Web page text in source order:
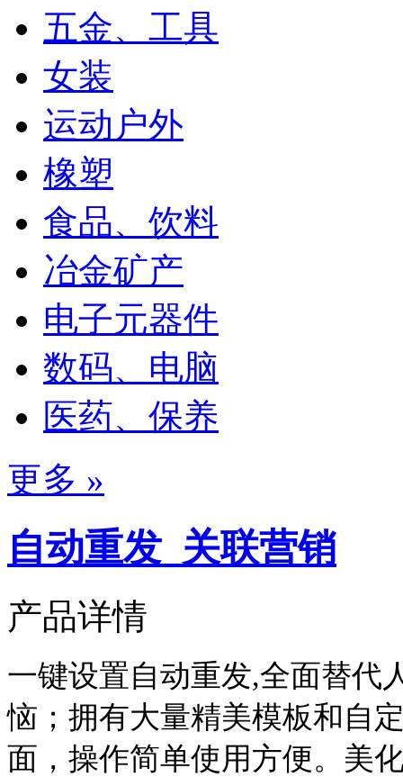
五金、工具
女装
运动户外
橡塑
食品、饮料
冶金矿产
电子元器件
数码、电脑
医药、保养
更多 »
自动重发_关联营销
产品详情
一键设置自动重发,全面替代
恼；拥有大量精美模板和自
面，操作简单使用方便。美